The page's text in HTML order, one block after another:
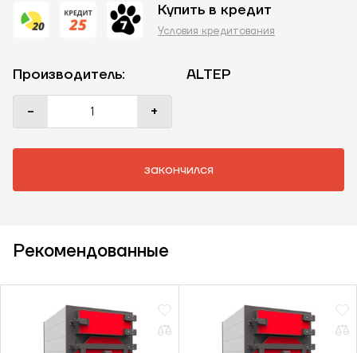
Купить в кредит
Условия кредитования
Производитель:
ALTEP
-
+
закончился
Рекомендованные